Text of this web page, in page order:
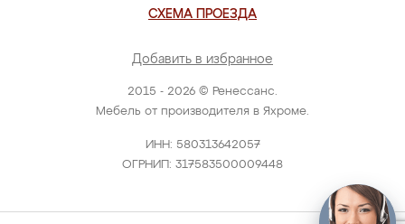
2015 - 2026 © Ренессанс.
Мебель от производителя в Яхроме.
ИНН: 580313642057
ОГРНИП: 317583500009448
СХЕМА ПРОЕЗДА
Добавить в избранное